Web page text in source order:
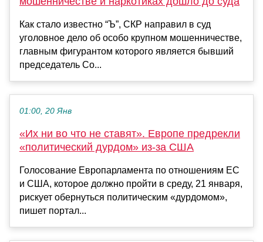
Как стало известно “Ъ”, СКР направил в суд
уголовное дело об особо крупном мошенничестве,
главным фигурантом которого является бывший
председатель Со...
01:00, 20 Янв
«Их ни во что не ставят». Европе предрекли
«политический дурдом» из-за США
Голосование Европарламента по отношениям ЕС
и США, которое должно пройти в среду, 21 января,
рискует обернуться политическим «дурдомом»,
пишет портал...